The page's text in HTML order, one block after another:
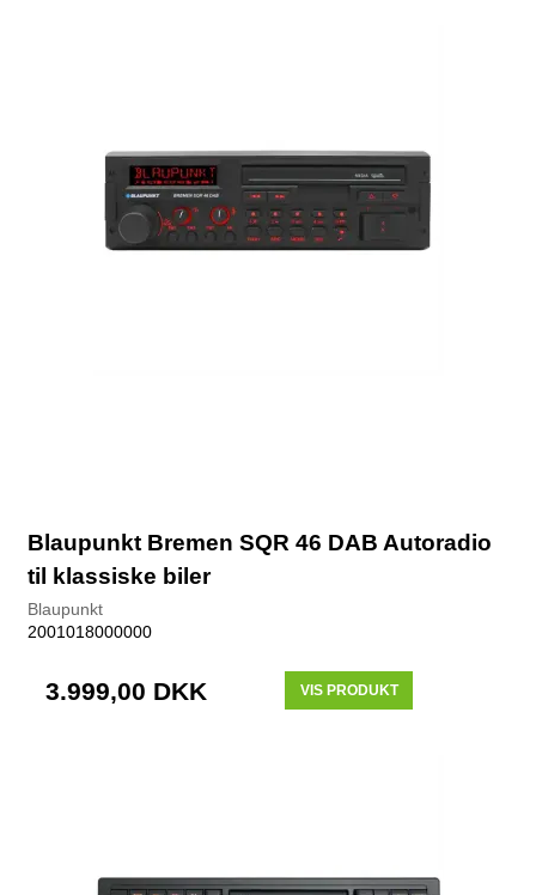
Blaupunkt Bremen SQR 46 DAB Autoradio
til klassiske biler
Blaupunkt
2001018000000
3.999,00 DKK VIS PRODUKT